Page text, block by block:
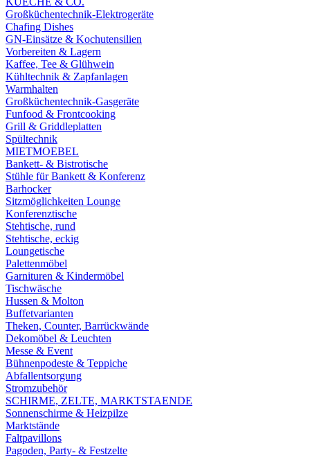
Großküchentechnik-Elektrogeräte
Chafing Dishes
GN-Einsätze & Kochutensilien
Vorbereiten & Lagern
Kaffee, Tee & Glühwein
Kühltechnik & Zapfanlagen
Warmhalten
Großküchentechnik-Gasgeräte
Funfood & Frontcooking
Grill & Griddleplatten
Spültechnik
MIETMOEBEL
Bankett- & Bistrotische
Stühle für Bankett & Konferenz
Barhocker
Sitzmöglichkeiten Lounge
Konferenztische
Stehtische, rund
Stehtische, eckig
Loungetische
Palettenmöbel
Garnituren & Kindermöbel
Tischwäsche
Hussen & Molton
Buffetvarianten
Theken, Counter, Barrückwände
Dekomöbel & Leuchten
Messe & Event
Bühnenpodeste & Teppiche
Abfallentsorgung
Stromzubehör
SCHIRME, ZELTE, MARKTSTAENDE
Sonnenschirme & Heizpilze
Marktstände
Faltpavillons
Pagoden, Party- & Festzelte